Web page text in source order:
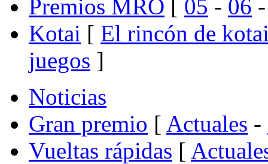
Premios MRO [ 05 - 06
Kotai [ El rincón de
juegos ]
Noticias
Gran premio [ Actuales -
Vueltas rápidas [